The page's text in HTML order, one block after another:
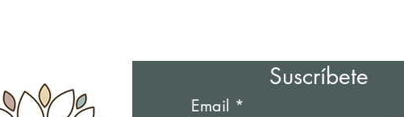
Suscríbete
Email